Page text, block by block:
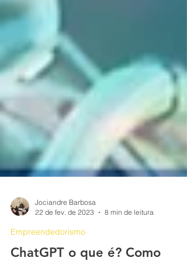
22 de fev. de 2023
Empreendedorismo